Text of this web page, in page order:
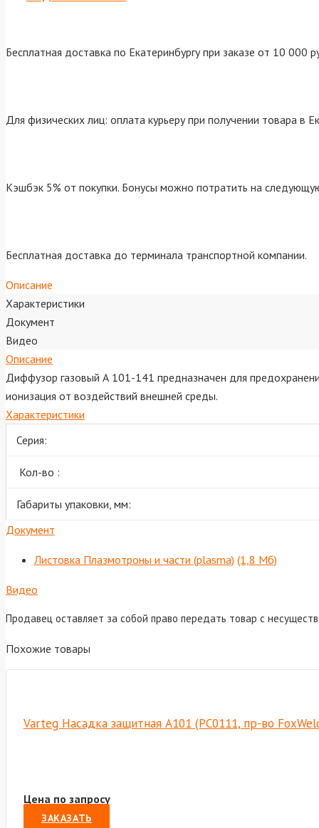
Бесплатная доставка по Екатеринбургу при заказе от 10 000
Для физических лиц: оплата курьеру при получении товара в
Кэшбэк 5% от покупки. Бонусы можно потратить на
Бесплатная доставка до терминала транспортной компании.
Описание
Характеристики
Документ
Видео
Описание
Диффузор газовый А 101-141 предназначен для
ионизация от воздействий внешней среды.
Характеристики
Серия:
Кол-во :
Габариты упаковки, мм:
Документ
Листовка Плазмотроны и части (plasma) (1,8 Мб)
Видео
Продавец оставляет за собой право передать товар с
Похожие товары
Varteg Насадка защитная А101 (РС0111, пр-во
Цена по запросу
ЗАКАЗАТЬ